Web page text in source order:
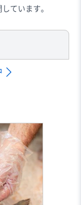
ています。